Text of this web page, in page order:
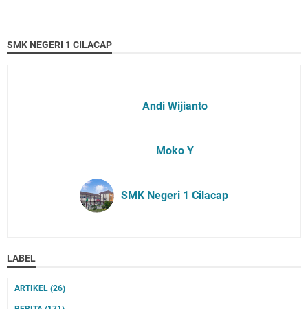
SMK NEGERI 1 CILACAP
Andi Wijianto
Moko Y
SMK Negeri 1 Cilacap
LABEL
ARTIKEL (26)